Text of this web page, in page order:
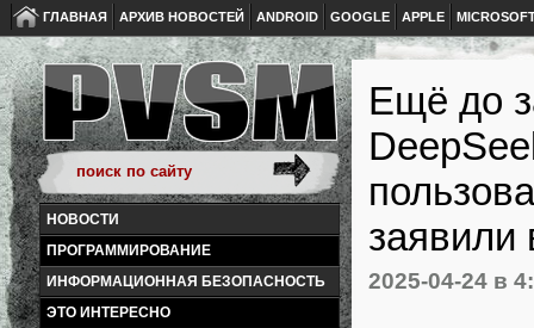
ГЛАВНАЯ АРХИВ НОВОСТЕЙ ANDROID GOOGLE APPLE
НОВОСТИ
ПРОГРАММИРОВАНИЕ
ИНФОРМАЦИОННАЯ БЕЗОПАСНОСТЬ
ЭТО ИНТЕРЕСНО
Ещё до
2025-04-24 в